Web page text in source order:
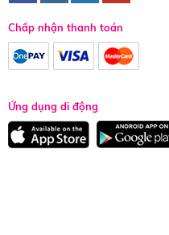
Chấp nhận thanh toán
Ứng dụng di động